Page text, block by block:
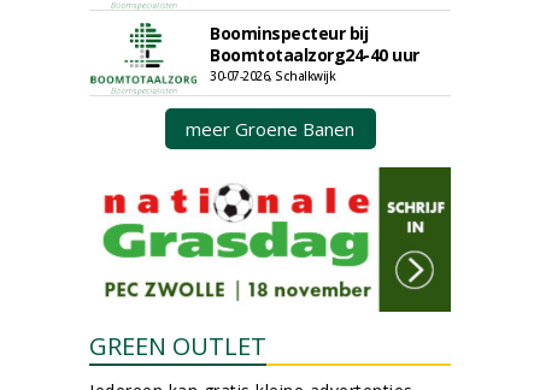
Boominspecteur bij
Boomtotaalzorg24-40 uur
30-07-2026, Schalkwijk
meer Groene Banen
GREEN OUTLET